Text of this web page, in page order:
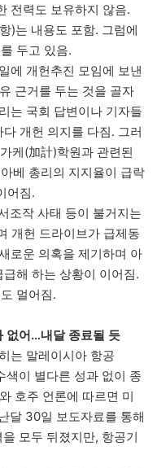
전력도 보유하지 않음.
)는 내용도 포함. 그럼에
두고 있음.
에 개헌추진 모임에 보낸
근거를 두는 것을 골자
는 국회 답변이나 기자들
개헌 의지를 다짐. 그러
케(加計)학원과 관련된
베 총리의 지지율이 급락
어짐.
조작 사태 등이 불거지는
개헌 드라이브가 급제동
로운 의혹을 제기하며 아
해 하는 상황이 이어짐.
멀어짐.
없어…내달 종료될 듯
는 말레이시아 항공
이 별다른 성과 없이 종
호주 언론에 따르면 미
달 30일 보도자료를 통해
모두 뒤졌지만, 항공기